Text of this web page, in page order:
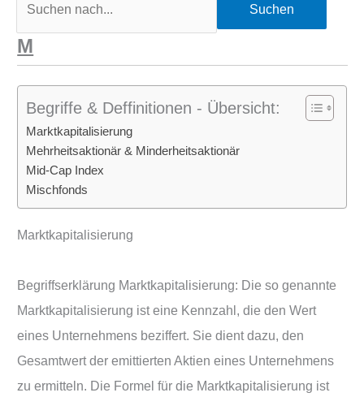
M
Begriffe & Deffinitionen - Übersicht:
Marktkapitalisierung
Mehrheitsaktionär & Minderheitsaktionär
Mid-Cap Index
Mischfonds
Marktkapitalisierung
Begriffserklärung Marktkapitalisierung: Die so genannte
Marktkapitalisierung ist eine Kennzahl, die den Wert
eines Unternehmens beziffert. Sie dient dazu, den
Gesamtwert der emittierten Aktien eines Unternehmens
zu ermitteln. Die Formel für die Marktkapitalisierung ist